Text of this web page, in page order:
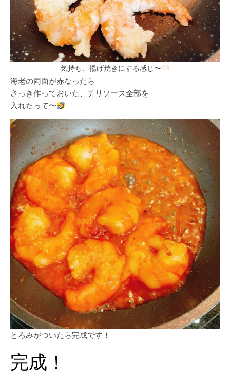
気持ち、揚げ焼きにする感じ〜
海老の両面が赤なったら
さっき作っておいた、チリソース全部を
入れたって〜
とろみがついたら完成です！
完成！